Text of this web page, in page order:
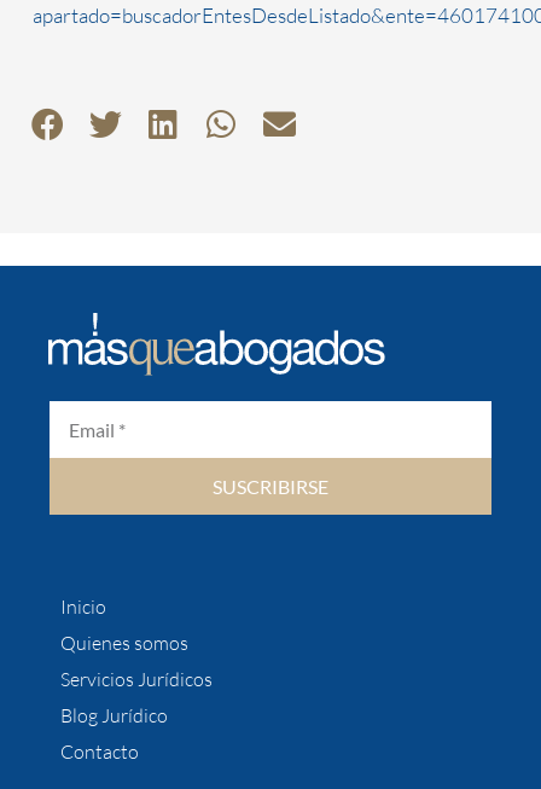
SUSCRIBIRSE
Inicio
Quienes somos
Servicios Jurídicos
Blog Jurídico
Contacto